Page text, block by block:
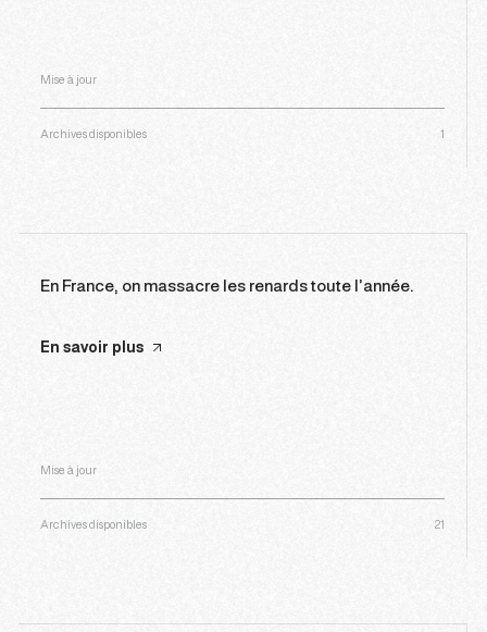
Mise à jour
Archives disponibles 1
En France, on massacre les renards toute l’année.
En savoir plus
Mise à jour
Archives disponibles 21